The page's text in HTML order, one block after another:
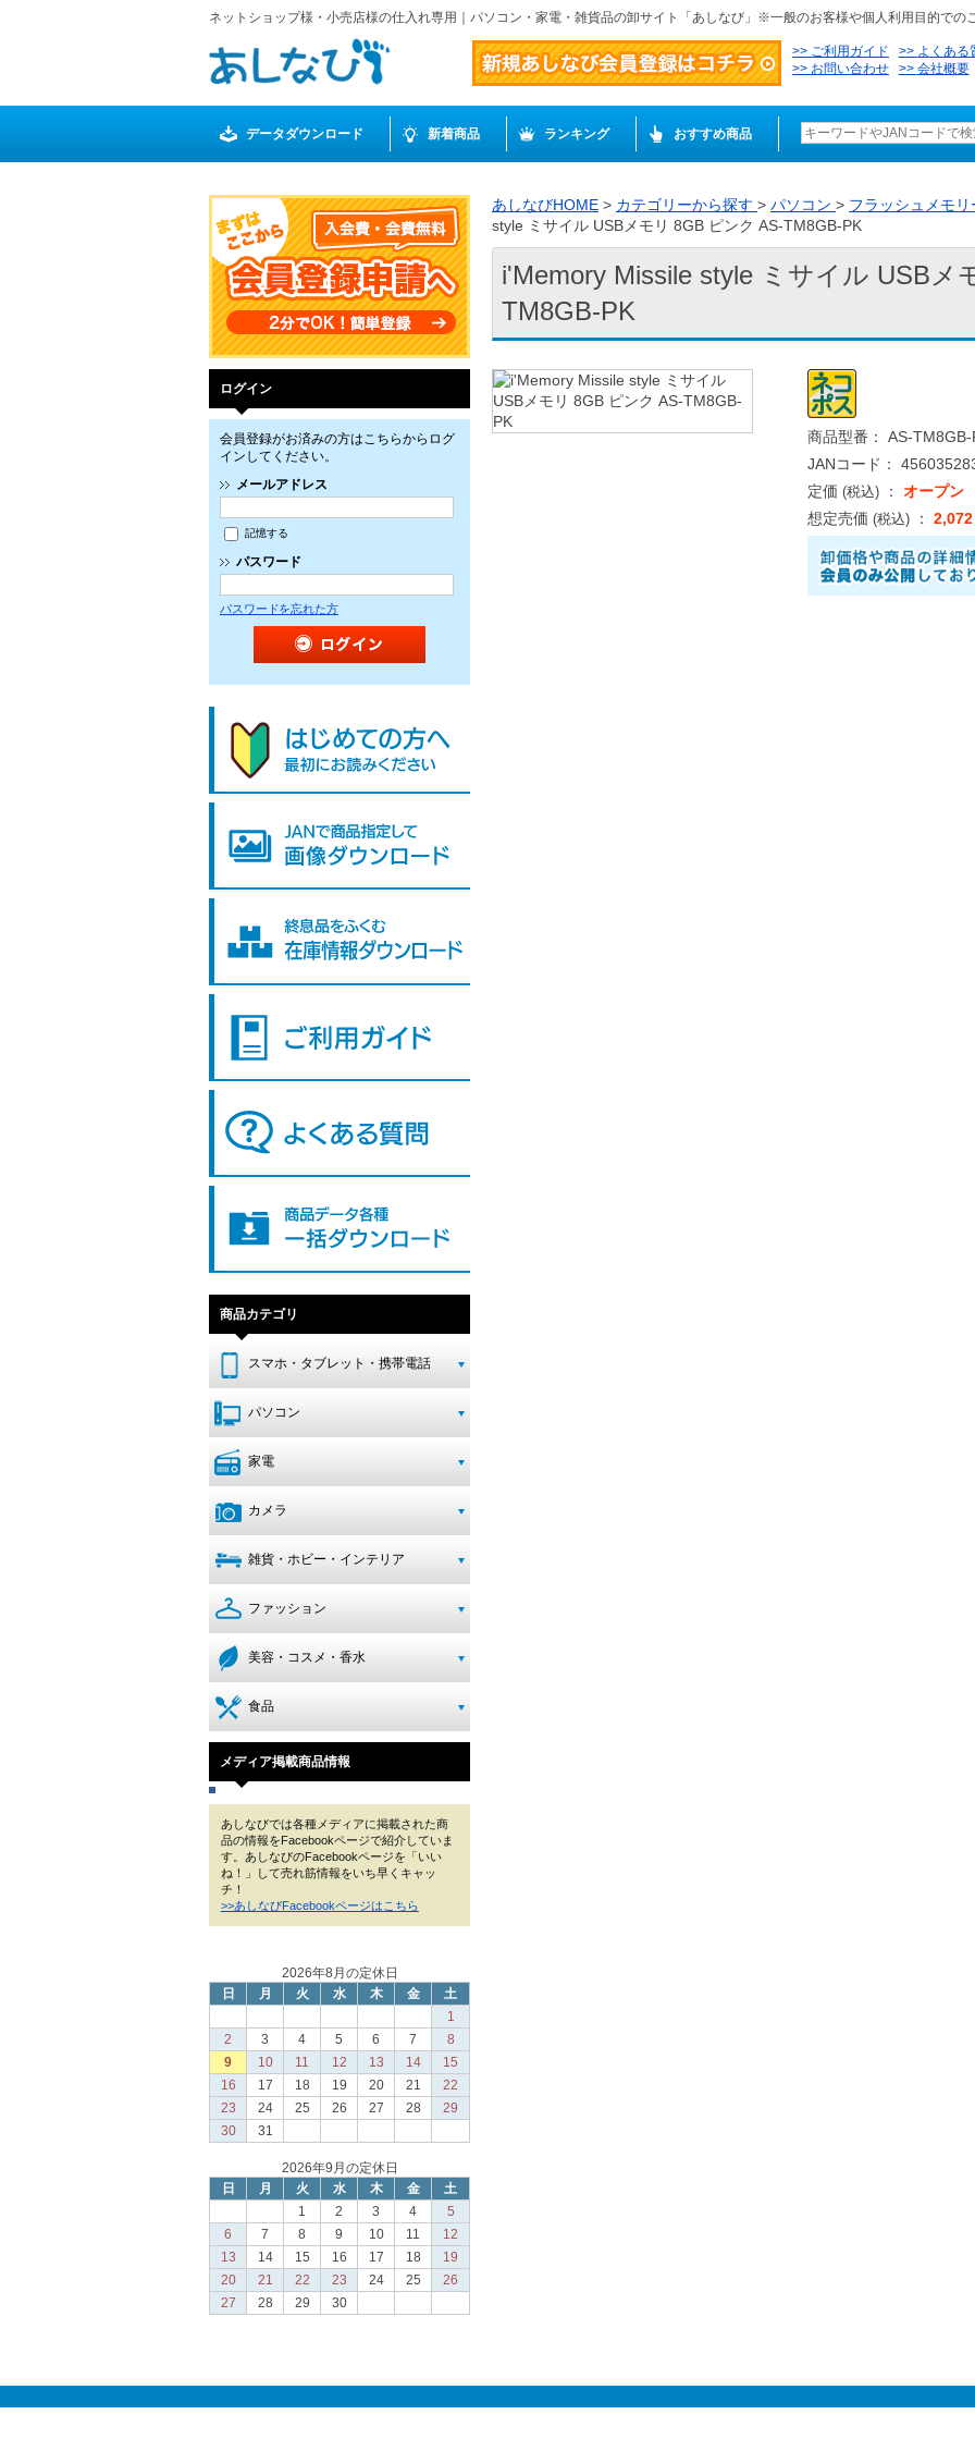
ネットショップ様・小売店様の仕入れ専用｜パソコン・家電・雑貨品の卸サイト「あしなび」※一般のお客様や個人利用目的での
ご利用ガイド
よくある
お問い合わせ
会社概要
データダウンロード 新着商品 ランキング おすすめ商品
ログイン
会員登録がお済みの方はこちらからログ
インしてください。
メールアドレス
記憶する
パスワード
パスワードを忘れた方
商品カテゴリ
スマホ・タブレット・携帯電話
パソコン
家電
カメラ
雑貨・ホビー・インテリア
ファッション
美容・コスメ・香水
食品
メディア掲載商品情報
あしなびでは各種メディアに掲載された商
品の情報をFacebookページで紹介していま
す。あしなびのFacebookページを「いい
ね！」して売れ筋情報をいち早くキャッ
チ！
>>あしなびFacebookページはこちら
2026年8月の定休日
日
月 火 水 木 金
土
1
2
3 4 5 6 7
8
9
10 11 12 13 14
15
16
17 18 19 20 21
22
23
24 25 26 27 28
29
30
31
2026年9月の定休日
日
月 火 水 木 金
土
1
2 3 4
5
6
7 8 9 10 11
12
13
14 15 16 17 18
19
20
21 22 23 24 25
26
27
28 29 30
あしなびHOME > カテゴリーから探す > パソコン > フラッシュメモ
style ミサイル USBメモリ 8GB ピンク AS-TM8GB-PK
i'Memory Missile style ミサイル USBメ
TM8GB-PK
商品型番： AS-TM8GB-
JANコード：
定価 (税込) ： オープン
想定売価 (税込) ：